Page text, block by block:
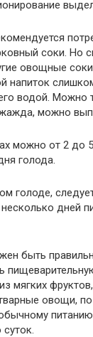
соки. Но
овощные
напиток
водой. Можно
можно
можно от 2 до
голода.
голоде,
дней
быть
мягких
овощи,